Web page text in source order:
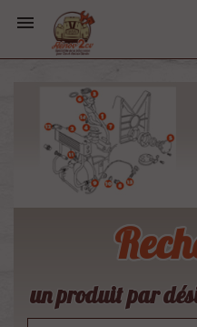

un produit par